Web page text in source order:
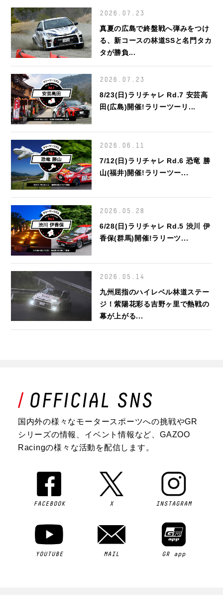
2026.07.23
真夏の広島で終盤戦へ弾みをつけ
る、新コースの林道SSと名門タカ
タが勝負...
2026.07.23
8/23(日)ラリチャレ Rd.7 安芸高
田(広島)開催!ラリーツーリ...
2026.06.11
7/12(日)ラリチャレ Rd.6 恐竜 勝
山(福井)開催!ラリーツー...
2026.05.28
6/28(日)ラリチャレ Rd.5 渋川 伊
香保(群馬)開催!ラリーツ...
2026.05.14
九州屈指のハイレベル林道ステー
ジ！紫陽花彩る吉野ヶ里で熱戦の
幕が上がる...
国内外の様々なモータースポーツへの挑戦やGR
シリーズの情報、イベント情報など、GAZOO
Racingの様々な活動を配信します。
FACEBOOK X INSTAGRAM
YOUTUBE MAIL GR app